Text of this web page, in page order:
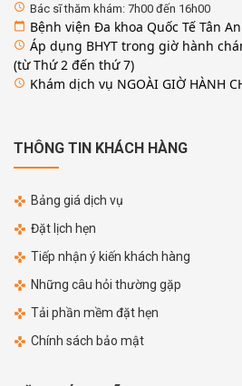
access_time Bác sĩ thăm khám: 7h00 đến 16h00
calendar_today Bệnh viện Đa khoa Quốc Tế Tân
access_time Áp dụng BHYT trong giờ hành
(từ Thứ 2 đến thứ 7)
access_time Khám dịch vụ NGOÀI GIỜ HÀNH
THÔNG TIN KHÁCH HÀNG
Bảng giá dịch vụ
Đặt lịch hẹn
Tiếp nhận ý kiến khách hàng
Những câu hỏi thường gặp
Tải phần mềm đặt hẹn
Chính sách bảo mật